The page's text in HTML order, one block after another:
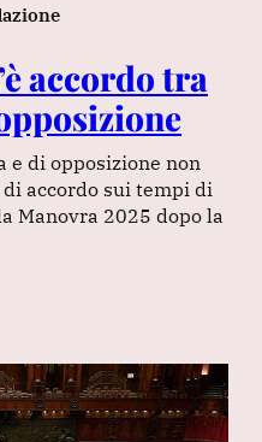
accordo tra
e di opposizione non
accordo sui tempi di
Manovra 2025 dopo la